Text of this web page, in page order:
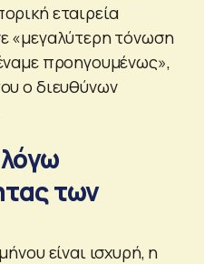
εταιρεία
«μεγαλύτερη τόνωση
προηγουμένως»,
ο διευθύνων
των
είναι ισχυρή, η